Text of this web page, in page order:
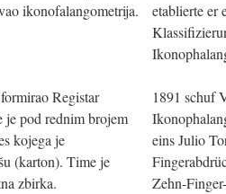
ikonofalangometrija.
etablierte er
Registar
je pod rednim brojem
kojega je
(karton). Time je
zbirka.
1891 schuf
eins Julio
Zehn-